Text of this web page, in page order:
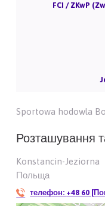
FCI / ZKwP
Sportowa hodowla
Розташування
Konstancin-Jeziorna
Польща
телефон: +48 60